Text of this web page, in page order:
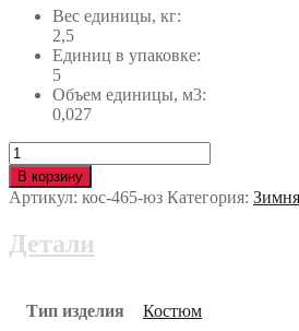
Вес единицы, кг:
2,5
Единиц в упаковке:
5
Объем единицы, м3:
0,027
Количество
Костюм
КМ-10
ЛЮКС
юз
В корзину
Артикул: кос-465-юз Категория:
Детали
Тип изделия Костюм